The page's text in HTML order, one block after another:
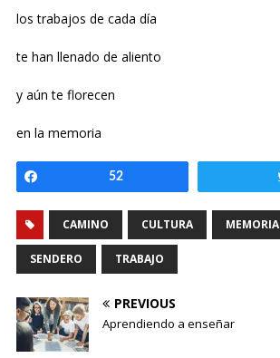
los trabajos de cada día
te han llenado de aliento
y aún te florecen
en la memoria
52
CAMINO CULTURA MEMORIA
SENDERO TRABAJO
PREVIOUS
Aprendiendo a enseñar